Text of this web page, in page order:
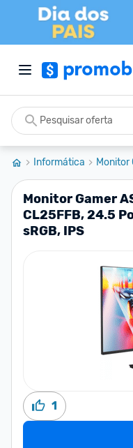
Informática Monitor
Monitor Gamer
CL25FFB, 24.5
sRGB, IPS
1